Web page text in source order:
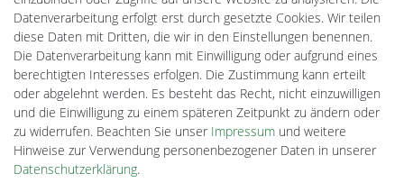
Powered by
Plentino-Shop
gAGaLamp
Drohnenstore24
MeinUSB
Datenverarbeitung erfolgt erst durch gesetzte Cookies. Wir teilen
diese Daten mit Dritten, die wir in den Einstellungen benennen.
Die Datenverarbeitung kann mit Einwilligung oder aufgrund eines
berechtigten Interesses erfolgen. Die Zustimmung kann erteilt
oder abgelehnt werden. Es besteht das Recht, nicht einzuwilligen
und die Einwilligung zu einem späteren Zeitpunkt zu ändern oder
zu widerrufen. Beachten Sie unser Impressum und weitere
Hinweise zur Verwendung personenbezogener Daten in unserer
Daten­schutz­erklärung.